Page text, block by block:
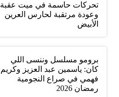
تحركات حاسمة في ميت عقبة
وعودة مرتقبة لحارس العرين
الأبيض
برومو مسلسل وننسى اللي
كان: ياسمين عبد العزيز وكريم
فهمي في صراع النجومية
رمضان 2026